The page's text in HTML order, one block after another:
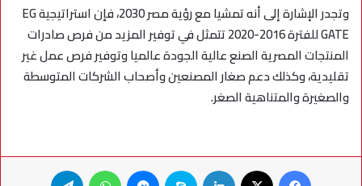
وتجدر الإشارة إلى أنهتمشيا مع رؤية مصر 2030، فإن استراتيجية
EG
GATE
للفترة 2016-2020 تتمثل في توفير المزيد من فرص صادرات
المنتجات المصرية الصنع عالية الجودة عالميا وتوفير فرص عمل غير
تقليدية، وكذلك دعم صغار المصنعين وأصحاب الشركات المتوسطة
والصغيرة والمتناهية الصغر.
فيسبوك لينكدإن سكايب ماسنجر واتساب